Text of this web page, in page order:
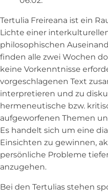
Tertulia Freireana ist ein
Lichte einer
philosophischen
finden alle zwei Wochen
keine Vorkenntnisse
vorgeschlagenen Text
interpretieren und zu
hermeneutische bzw.
aufgeworfenen Themen
Es handelt sich um eine
Einsichten zu gewinnen,
persönliche Probleme
anzugehen.
Bei den Tertulias stehen